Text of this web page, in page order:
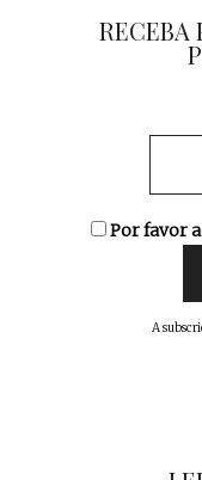
RECEBA
Por favor
A